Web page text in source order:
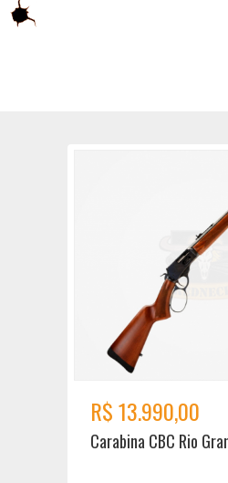
R$ 13.990,00
Carabina CBC Rio